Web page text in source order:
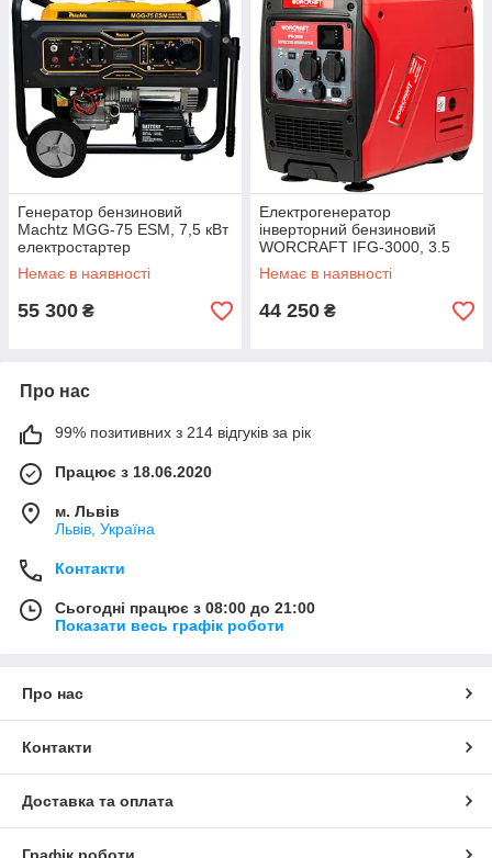
Генератор бензиновий
Machtz MGG‑75 ESM, 7,5 кВт
електростартер
Немає в наявності
55 300 ₴
Електрогенератор
інверторний бензиновий
WORCRAFT IFG-3000, 3.5
кВт
Немає в наявності
44 250 ₴
Про нас
99% позитивних з 214 відгуків за рік
Працює з 18.06.2020
м. Львів
Львів, Україна
Контакти
Сьогодні працює з 08:00 до 21:00
Показати весь графік роботи
Про нас
Контакти
Доставка та оплата